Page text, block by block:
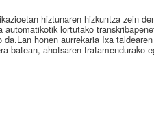
hiztunaren hizkuntza zein
lortutako
honen aurrekaria Ixa
batean, ahotsaren tratamendurako